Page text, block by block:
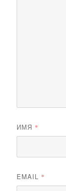
ИМЯ *
EMAIL *